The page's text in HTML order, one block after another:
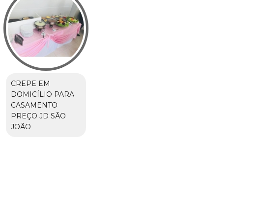
CREPE EM
DOMICÍLIO PARA
CASAMENTO
PREÇO JD SÃO
JOÃO